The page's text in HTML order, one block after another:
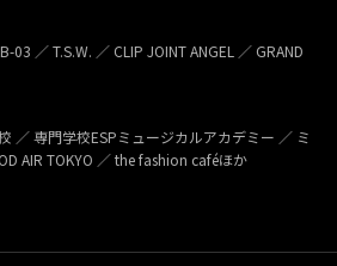
03 ／ T.S.W. ／ CLIP JOINT ANGEL ／ GRAND
／ 専門学校ESPミュージカルアカデミー ／ ミ
AIR TOKYO ／ the fashion caféほか